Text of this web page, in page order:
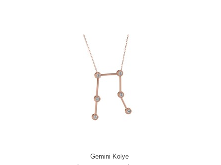
Gemini Kolye